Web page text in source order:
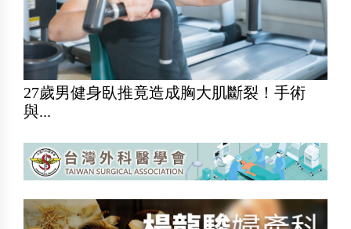
27歲男健身臥推竟造成胸大肌斷裂！手術
與...